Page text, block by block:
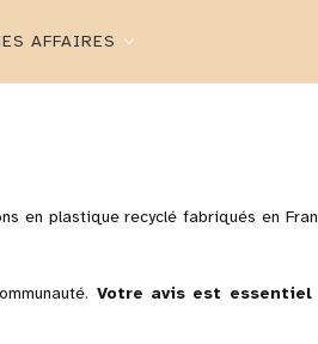
AFFAIRES
en plastique recyclé fabriqués en
Votre avis est essentiel